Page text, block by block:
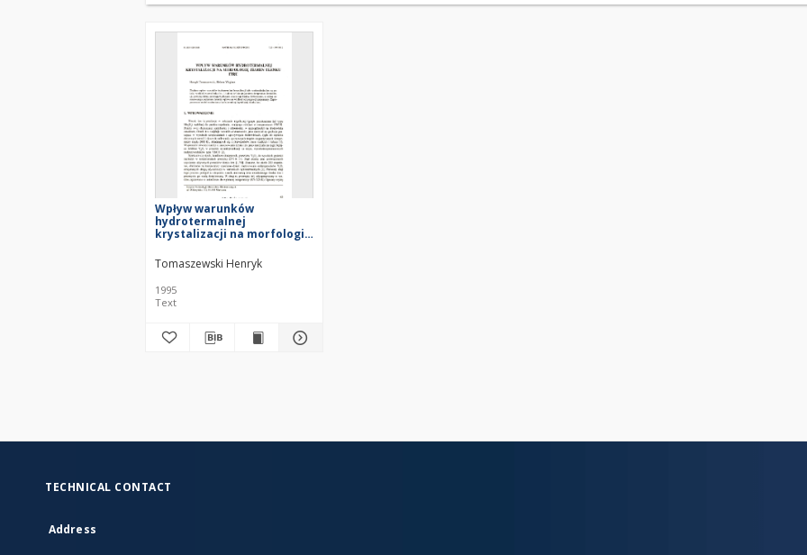
Wpływ warunków
hydrotermalnej
krystalizacji na morfologię
of hydrothermal
crystallization conditions
on morphology of yttria
grains
Tomaszewski Henryk
1995
Text
TECHNICAL CONTACT
Address